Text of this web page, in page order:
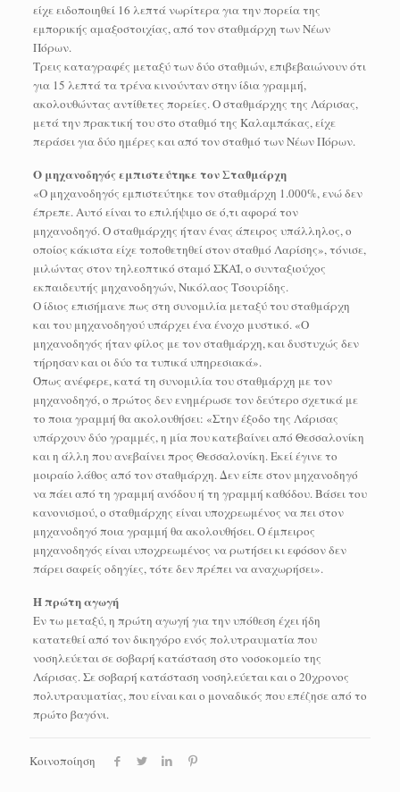
είχε ειδοποιηθεί 16 λεπτά νωρίτερα για την πορεία της
εμπορικής αμαξοστοιχίας, από τον σταθμάρχη των Νέων
Πόρων.
Τρεις καταγραφές μεταξύ των δύο σταθμών, επιβεβαιώνουν ότι
για 15 λεπτά τα τρένα κινούνταν στην ίδια γραμμή,
ακολουθώντας αντίθετες πορείες. Ο σταθμάρχης της Λάρισας,
μετά την πρακτική του στο σταθμό της Καλαμπάκας, είχε
περάσει για δύο ημέρες και από τον σταθμό των Νέων Πόρων.
Ο μηχανοδηγός εμπιστεύτηκε τον Σταθμάρχη
«Ο μηχανοδηγός εμπιστεύτηκε τον σταθμάρχη 1.000%, ενώ δεν
έπρεπε. Αυτό είναι το επιλήψιμο σε ό,τι αφορά τον
μηχανοδηγό. Ο σταθμάρχης ήταν ένας άπειρος υπάλληλος, ο
οποίος κάκιστα είχε τοποθετηθεί στον σταθμό Λαρίσης», τόνισε,
μιλώντας στον τηλεοπτικό σταμό ΣΚΑΪ, ο συνταξιούχος
εκπαιδευτής μηχανοδηγών, Νικόλαος Τσουρίδης.
Ο ίδιος επισήμανε πως στη συνομιλία μεταξύ του σταθμάρχη
και του μηχανοδηγού υπάρχει ένα ένοχο μυστικό. «Ο
μηχανοδηγός ήταν φίλος με τον σταθμάρχη, και δυστυχώς δεν
τήρησαν και οι δύο τα τυπικά υπηρεσιακά».
Όπως ανέφερε, κατά τη συνομιλία του σταθμάρχη με τον
μηχανοδηγό, ο πρώτος δεν ενημέρωσε τον δεύτερο σχετικά με
το ποια γραμμή θα ακολουθήσει: «Στην έξοδο της Λάρισας
υπάρχουν δύο γραμμές, η μία που κατεβαίνει από Θεσσαλονίκη
και η άλλη που ανεβαίνει προς Θεσσαλονίκη. Εκεί έγινε το
μοιραίο λάθος από τον σταθμάρχη. Δεν είπε στον μηχανοδηγό
να πάει από τη γραμμή ανόδου ή τη γραμμή καθόδου. Βάσει του
κανονισμού, ο σταθμάρχης είναι υποχρεωμένος να πει στον
μηχανοδηγό ποια γραμμή θα ακολουθήσει. Ο έμπειρος
μηχανοδηγός είναι υποχρεωμένος να ρωτήσει κι εφόσον δεν
πάρει σαφείς οδηγίες, τότε δεν πρέπει να αναχωρήσει».
Η πρώτη αγωγή
Εν τω μεταξύ, η πρώτη αγωγή για την υπόθεση έχει ήδη
κατατεθεί από τον δικηγόρο ενός πολυτραυματία που
νοσηλεύεται σε σοβαρή κατάσταση στο νοσοκομείο της
Λάρισας. Σε σοβαρή κατάσταση νοσηλεύεται και ο 20χρονος
πολυτραυματίας, που είναι και ο μοναδικός που επέζησε από το
πρώτο βαγόνι.
Κοινοποίηση